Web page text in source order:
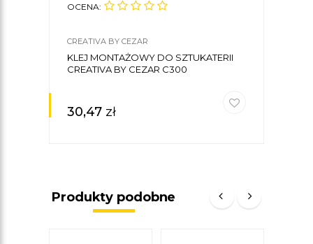
OCENA:
CREATIVA BY CEZAR
KLEJ MONTAŻOWY DO SZTUKATERII
CREATIVA BY CEZAR C300
30,47 zł
Produkty podobne